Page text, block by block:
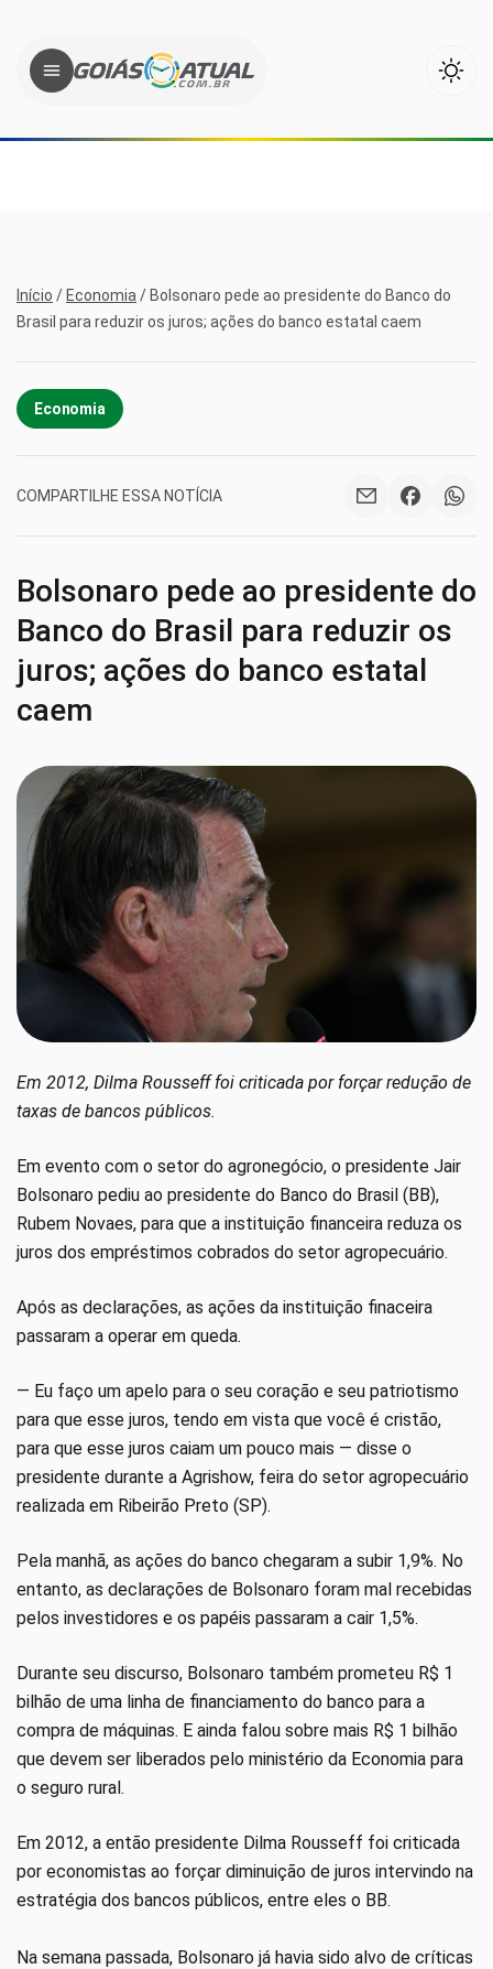
Início / Economia / Bolsonaro pede ao presidente do Banco do
Brasil para reduzir os juros; ações do banco estatal caem
Economia
COMPARTILHE ESSA NOTÍCIA
Bolsonaro pede ao presidente do
Banco do Brasil para reduzir os
juros; ações do banco estatal
caem
Em 2012, Dilma Rousseff foi criticada por forçar redução de
taxas de bancos públicos.
Em evento com o setor do agronegócio, o presidente Jair
Bolsonaro pediu ao presidente do Banco do Brasil (BB),
Rubem Novaes, para que a instituição financeira reduza os
juros dos empréstimos cobrados do setor agropecuário.
Após as declarações, as ações da instituição finaceira
passaram a operar em queda.
— Eu faço um apelo para o seu coração e seu patriotismo
para que esse juros, tendo em vista que você é cristão,
para que esse juros caiam um pouco mais — disse o
presidente durante a Agrishow, feira do setor agropecuário
realizada em Ribeirão Preto (SP).
Pela manhã, as ações do banco chegaram a subir 1,9%. No
entanto, as declarações de Bolsonaro foram mal recebidas
pelos investidores e os papéis passaram a cair 1,5%.
Durante seu discurso, Bolsonaro também prometeu R$ 1
bilhão de uma linha de financiamento do banco para a
compra de máquinas. E ainda falou sobre mais R$ 1 bilhão
que devem ser liberados pelo ministério da Economia para
o seguro rural.
Em 2012, a então presidente Dilma Rousseff foi criticada
por economistas ao forçar diminuição de juros intervindo na
estratégia dos bancos públicos, entre eles o BB.
Na semana passada, Bolsonaro já havia sido alvo de críticas